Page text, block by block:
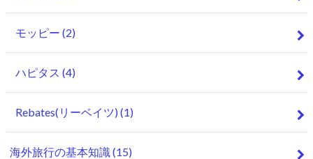
モッピー (2)
ハピタス (4)
Rebates(リーベイツ) (1)
海外旅行の基本知識 (15)